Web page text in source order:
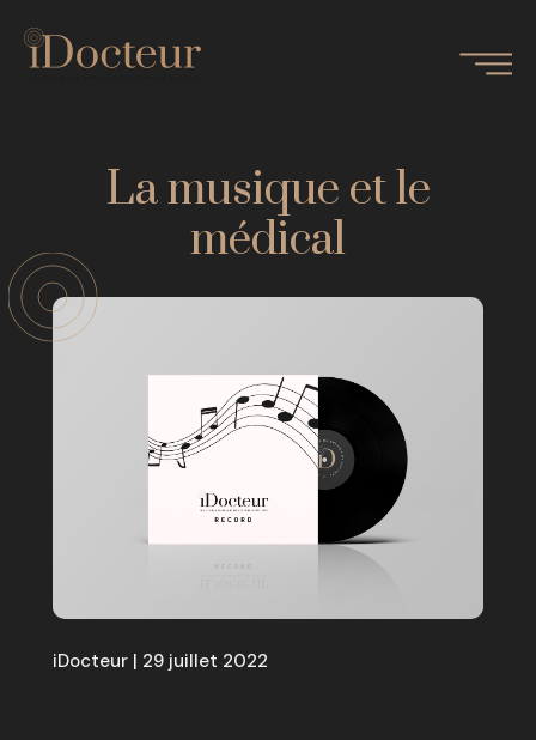
La musique et le
médical
iDocteur | 29 juillet 2022